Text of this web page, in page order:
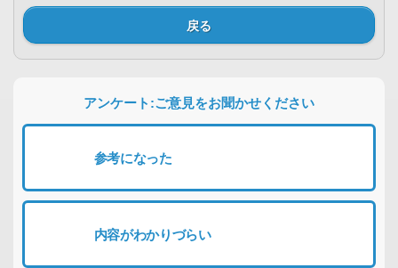
戻る
アンケート:ご意見をお聞かせください
参考になった
内容がわかりづらい